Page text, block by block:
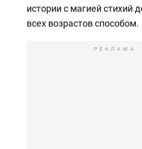
истории с магией стихий
всех возрастов способом.
РЕКЛАМА